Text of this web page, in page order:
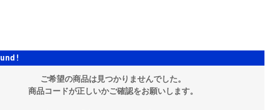
ご希望の商品は見つかりませんでした。
商品コードが正しいかご確認をお願いします。